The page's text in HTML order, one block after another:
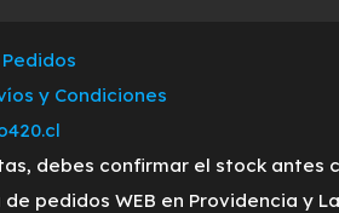
y Condiciones
debes confirmar el stock antes
pedidos WEB en Providencia y